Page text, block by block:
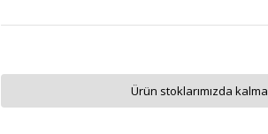
Ürün stoklarımızda